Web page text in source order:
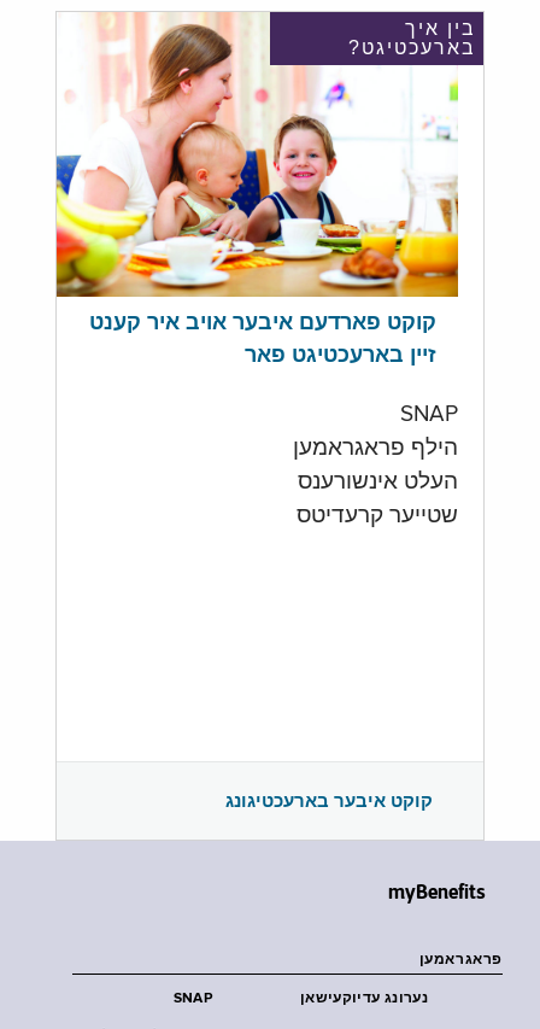
בין איך
בארעכטיגט?
קוקט פארדעם איבער אויב איר קענט
זיין בארעכטיגט פאר
SNAP
הילף פראגראמען
העלט אינשורענס
שטייער קרעדיטס
קוקט איבער בארעכטיגונג
myBenefits
פראגראמען
SNAP נערונג עדיוקעישאן